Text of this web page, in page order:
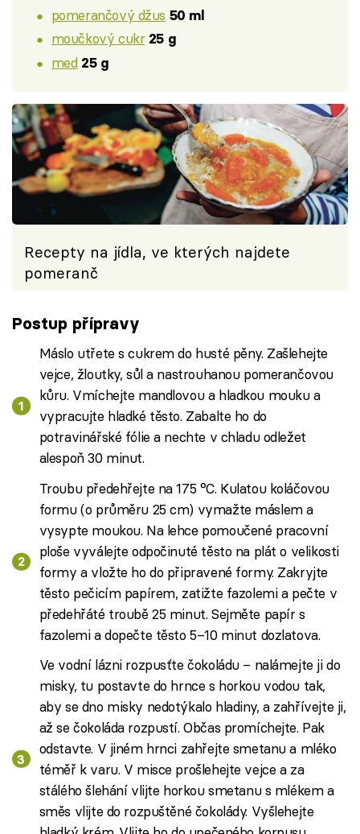
pomerančový džus 50 ml
moučkový cukr 25 g
med 25 g
Recepty na jídla, ve kterých najdete
pomeranč
Postup přípravy
Máslo utřete s cukrem do husté pěny. Zašlehejte
vejce, žloutky, sůl a nastrouhanou pomerančovou
kůru. Vmíchejte mandlovou a hladkou mouku a
vypracujte hladké těsto. Zabalte ho do
potravinářské fólie a nechte v chladu odležet
alespoň 30 minut.
Troubu předehřejte na 175 °C. Kulatou koláčovou
formu (o průměru 25 cm) vymažte máslem a
vysypte moukou. Na lehce pomoučené pracovní
ploše vyválejte odpočinuté těsto na plát o velikosti
formy a vložte ho do připravené formy. Zakryjte
těsto pečicím papírem, zatižte fazolemi a pečte v
předehřáté troubě 25 minut. Sejměte papír s
fazolemi a dopečte těsto 5–10 minut dozlatova.
Ve vodní lázni rozpusťte čokoládu – nalámejte ji do
misky, tu postavte do hrnce s horkou vodou tak,
aby se dno misky nedotýkalo hladiny, a zahřívejte ji,
až se čokoláda rozpustí. Občas promíchejte. Pak
odstavte. V jiném hrnci zahřejte smetanu a mléko
téměř k varu. V misce prošlehejte vejce a za
stálého šlehání vlijte horkou smetanu s mlékem a
směs vlijte do rozpuštěné čokolády. Vyšlehejte